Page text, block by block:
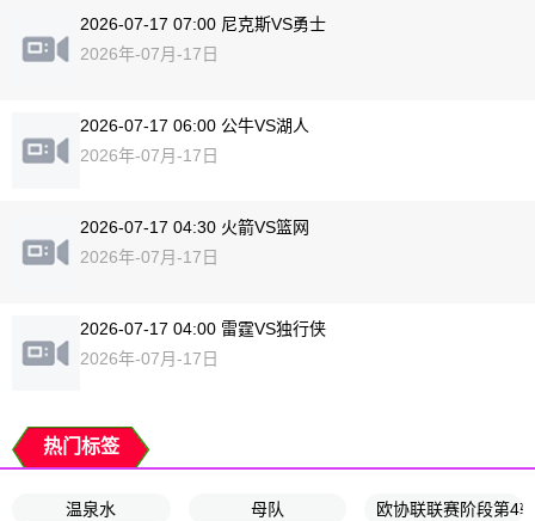
2026-07-17 07:00 尼克斯VS勇士
2026年-07月-17日
2026-07-17 06:00 公牛VS湖人
2026年-07月-17日
2026-07-17 04:30 火箭VS篮网
2026年-07月-17日
2026-07-17 04:00 雷霆VS独行侠
2026年-07月-17日
热门标签
温泉水 母队 欧协联联赛阶段第4